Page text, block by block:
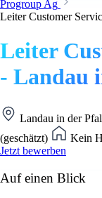
Progroup Ag
Leiter Customer
Leiter
- Landau
Landau in der
(geschätzt)
Kein
Jetzt bewerben
Auf einen Blick